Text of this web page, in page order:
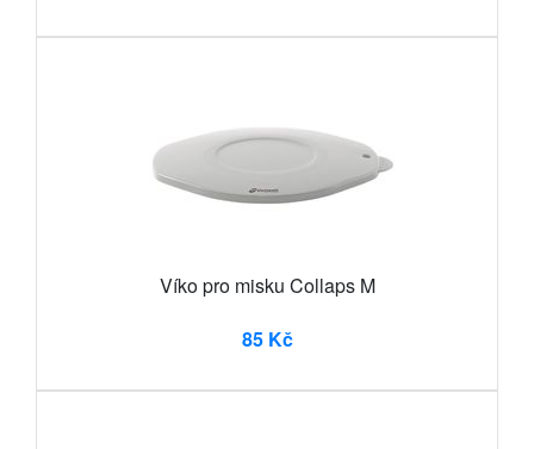
Víko pro misku Collaps M
85 Kč